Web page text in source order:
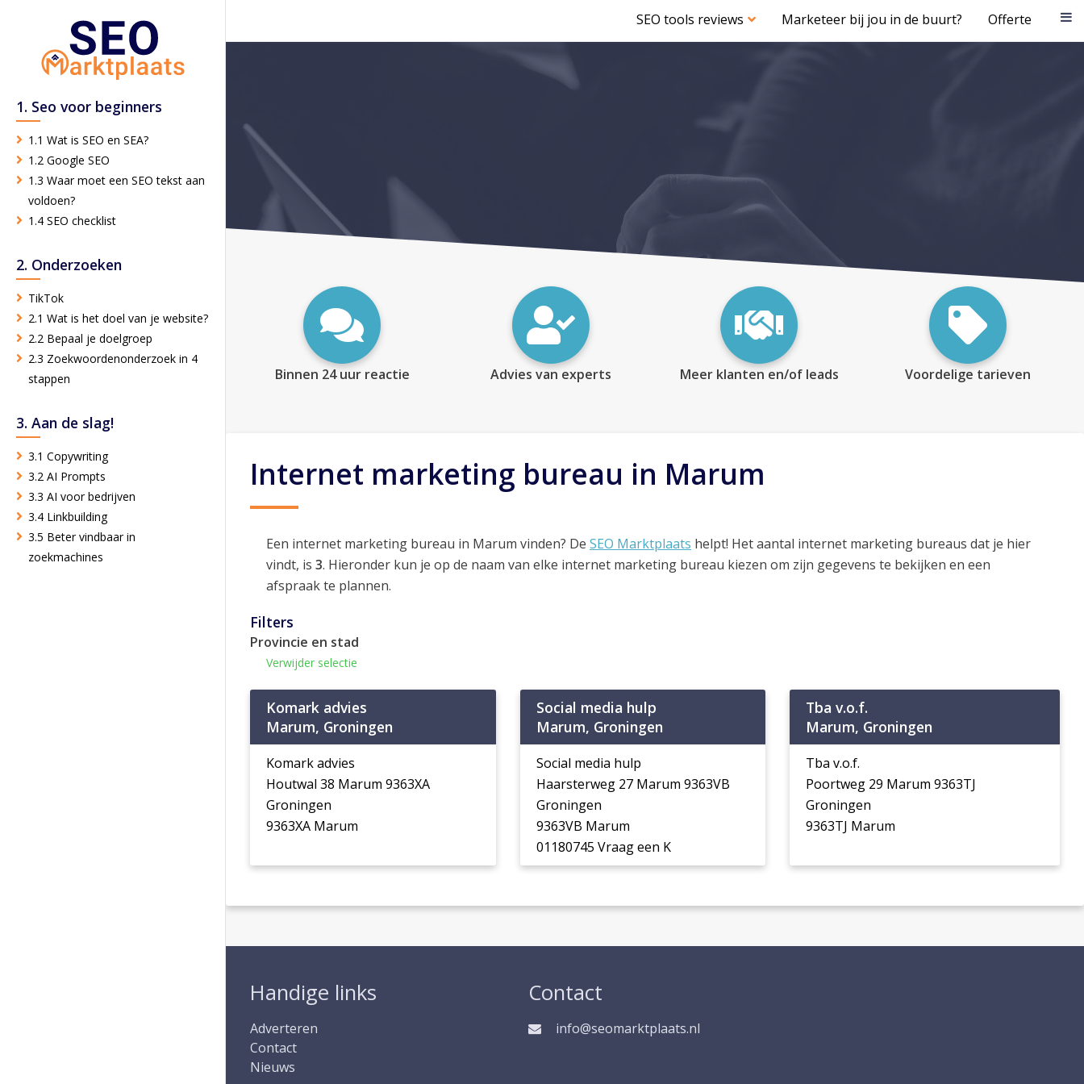
SEO tools reviews Marketeer bij jou in de buurt? Offerte
1. Seo voor beginners
1.1 Wat is SEO en SEA?
1.2 Google SEO
1.3 Waar moet een SEO tekst aan
voldoen?
1.4 SEO checklist
2. Onderzoeken
TikTok
2.1 Wat is het doel van je website?
2.2 Bepaal je doelgroep
2.3 Zoekwoordenonderzoek in 4
stappen
3. Aan de slag!
3.1 Copywriting
3.2 AI Prompts
3.3 AI voor bedrijven
3.4 Linkbuilding
3.5 Beter vindbaar in
zoekmachines
Binnen 24 uur reactie Advies van experts Meer klanten en/of leads Voordelige tarieven
Internet marketing bureau in Marum
Een internet marketing bureau in Marum vinden? De SEO Marktplaats helpt! Het aantal internet marketing bureaus dat je hier
vindt, is 3. Hieronder kun je op de naam van elke internet marketing bureau kiezen om zijn gegevens te bekijken en een
afspraak te plannen.
Filters
Provincie en stad
Verwijder selectie
Komark advies
Marum, Groningen
Komark advies
Houtwal 38 Marum 9363XA
Groningen
9363XA Marum
Social media hulp
Marum, Groningen
Social media hulp
Haarsterweg 27 Marum 9363VB
Groningen
9363VB Marum
01180745 Vraag een K
Tba v.o.f.
Marum, Groningen
Tba v.o.f.
Poortweg 29 Marum 9363TJ
Groningen
9363TJ Marum
Handige links
Adverteren
Contact
Nieuws
Contact
info@seomarktplaats.nl